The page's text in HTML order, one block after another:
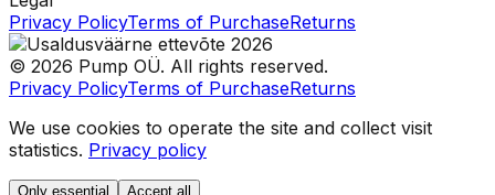
Privacy PolicyTerms of PurchaseReturns
© 2026 Pump OÜ. All rights reserved.
Privacy PolicyTerms of PurchaseReturns
We use cookies to operate the site and collect visit
statistics. Privacy policy
Only essential Accept all